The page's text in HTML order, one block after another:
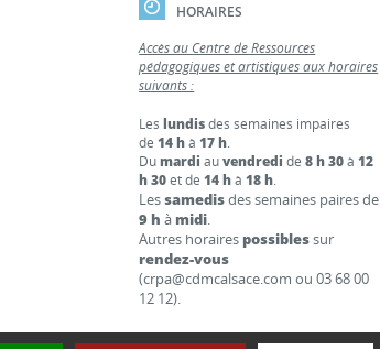
HORAIRES
Accès au Centre de Ressources
pédagogiques et artistiques aux horaires
suivants :
Leslundisdes semaines impaires
de14 hà17 h.
Dumardi auvendredi de8 h 30à12
h 30et de14 hà18 h.
Lessamedisdes semaines paires de
9 h à midi.
Autres horaires possiblessur
rendez-vous
(crpa@cdmcalsace.com ou 03 68 00
12 12).